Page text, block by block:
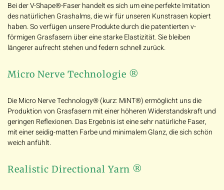
Bei der V-Shape®-Faser handelt es sich um eine perfekte Imitation
des natürlichen Grashalms, die wir für unseren Kunstrasen kopiert
haben. So verfügen unsere Produkte durch die patentierten v-
förmigen Grasfasern über eine starke Elastizität. Sie bleiben
längerer aufrecht stehen und federn schnell zurück.
Micro Nerve Technologie ®
Die Micro Nerve Technology® (kurz: MiNT®) ermöglicht uns die
Produktion von Grasfasern mit einer höheren Widerstandskraft und
geringen Reflexionen. Das Ergebnis ist eine sehr natürliche Faser,
mit einer seidig-matten Farbe und minimalem Glanz, die sich schön
weich anfühlt.
Realistic Directional Yarn ®